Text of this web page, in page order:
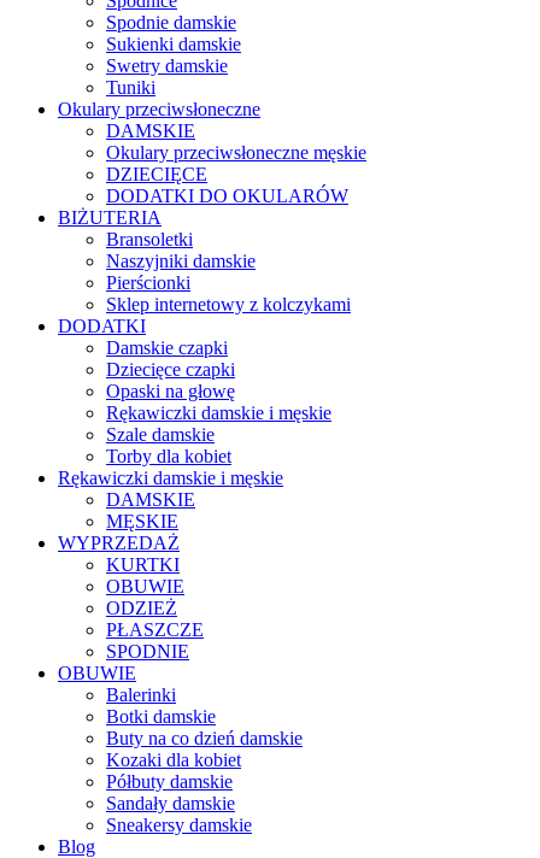
Spodnie damskie
Sukienki damskie
Swetry damskie
Tuniki
Okulary przeciwsłoneczne
DAMSKIE
Okulary przeciwsłoneczne męskie
DZIECIĘCE
DODATKI DO OKULARÓW
BIŻUTERIA
Bransoletki
Naszyjniki damskie
Pierścionki
Sklep internetowy z kolczykami
DODATKI
Damskie czapki
Dziecięce czapki
Opaski na głowę
Rękawiczki damskie i męskie
Szale damskie
Torby dla kobiet
Rękawiczki damskie i męskie
DAMSKIE
MĘSKIE
WYPRZEDAŻ
KURTKI
OBUWIE
ODZIEŻ
PŁASZCZE
SPODNIE
OBUWIE
Balerinki
Botki damskie
Buty na co dzień damskie
Kozaki dla kobiet
Półbuty damskie
Sandały damskie
Sneakersy damskie
Blog